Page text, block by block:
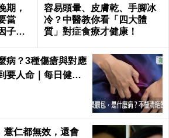
期，
當
子】
容易頭暈、皮膚乾、手腳冰
冷？中醫教你看「四大體
質」對症食療才健康！
病？3種傷瘡與對應
要人命｜每日健康
薏仁都無效，還會